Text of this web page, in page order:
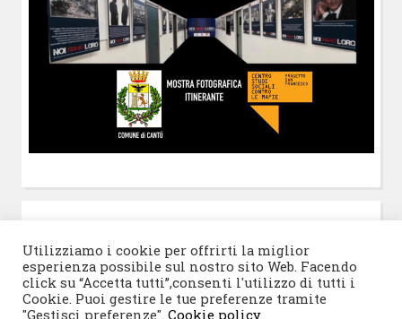
Utilizziamo i cookie per offrirti la miglior
esperienza possibile sul nostro sito Web. Facendo
click su “Accetta tutti”,consenti l'utilizzo di tutti i
Cookie. Puoi gestire le tue preferenze tramite
"Gestisci preferenze". Cookie policy